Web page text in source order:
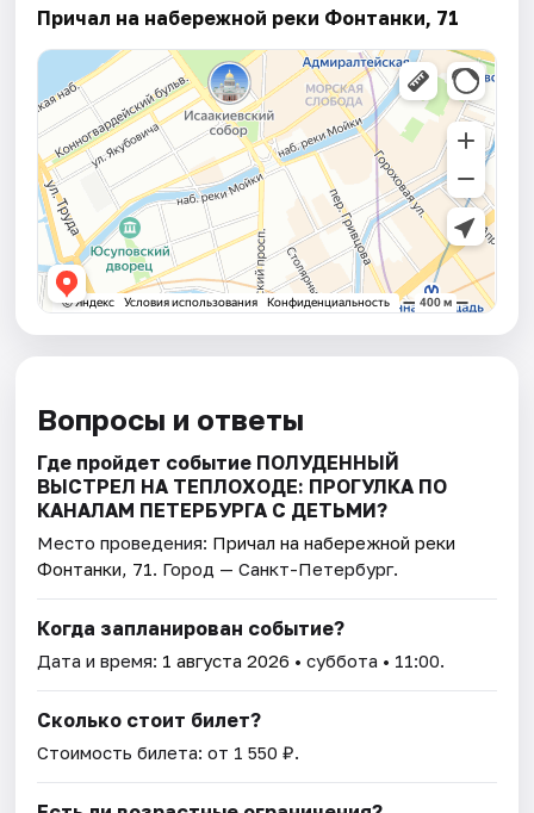
Причал на набережной реки Фонтанки, 71
Вопросы и ответы
Где пройдет событие ПОЛУДЕННЫЙ
ВЫСТРЕЛ НА ТЕПЛОХОДЕ: ПРОГУЛКА ПО
КАНАЛАМ ПЕТЕРБУРГА С ДЕТЬМИ?
Место проведения: Причал на набережной реки
Фонтанки, 71. Город — Санкт-Петербург.
Когда запланирован событие?
Дата и время: 1 августа 2026 • суббота • 11:00.
Сколько стоит билет?
Стоимость билета: от 1 550 ₽.